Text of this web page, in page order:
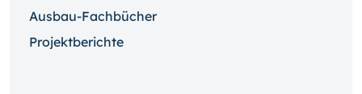
Ausbau-Fachbücher
Projektberichte